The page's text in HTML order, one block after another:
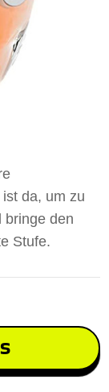
da, um zu
bringe den
Stufe.